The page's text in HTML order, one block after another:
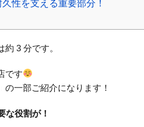
性を支える重要部分！
3 分です。
です
一部ご紹介になります！
な役割が！